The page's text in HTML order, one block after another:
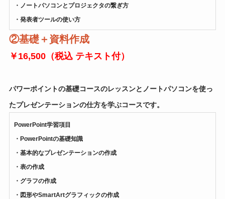
・ノートパソコンとプロジェクタの繋ぎ方
・発表者ツールの使い方
②基礎＋資料作成
￥16,500（税込 テキスト付）
パワーポイントの基礎コースのレッスンとノートパソコンを使っ
たプレゼンテーションの仕方を学ぶコースです。
PowerPoint学習項目
・PowerPointの基礎知識
・基本的なプレゼンテーションの作成
・表の作成
・グラフの作成
・図形やSmartArtグラフィックの作成